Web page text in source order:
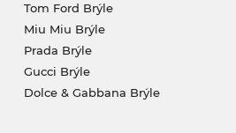
Tom Ford Brýle
Miu Miu Brýle
Prada Brýle
Gucci Brýle
Dolce & Gabbana Brýle